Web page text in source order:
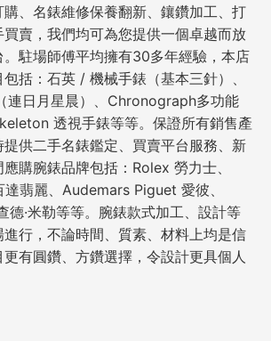
、名錶維修保養翻新、鑲鑽加工、打
賣，我們均可為您提供一個卓越而放
駐場師傅平均擁有30多年經驗，本店
括：石英 / 機械手錶（基本三針）、
連日月星晨）、Chronograph多功能
透視手錶等等。保證所有銷售產
供二手名錶鑑定、買賣平台服務、新
購腕錶品牌包括：Rolex 勞力士、
翡麗、Audemars Piguet 愛彼、
德·米勒等等。腕錶款式加工、設計等
行，不論時間、質素、材料上均是信
有圓鑽、方鑽選擇，令設計更具個人